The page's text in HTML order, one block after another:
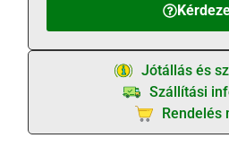
Jótállás és
Szállítási
Rendelés